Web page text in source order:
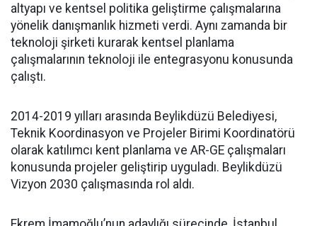
altyapı ve kentsel politika geliştirme çalışmalarına
yönelik danışmanlık hizmeti verdi. Aynı zamanda bir
teknoloji şirketi kurarak kentsel planlama
çalışmalarının teknoloji ile entegrasyonu konusunda
çalıştı.
2014-2019 yılları arasında Beylikdüzü Belediyesi,
Teknik Koordinasyon ve Projeler Birimi Koordinatörü
olarak katılımcı kent planlama ve AR-GE çalışmaları
konusunda projeler geliştirip uyguladı. Beylikdüzü
Vizyon 2030 çalışmasında rol aldı.